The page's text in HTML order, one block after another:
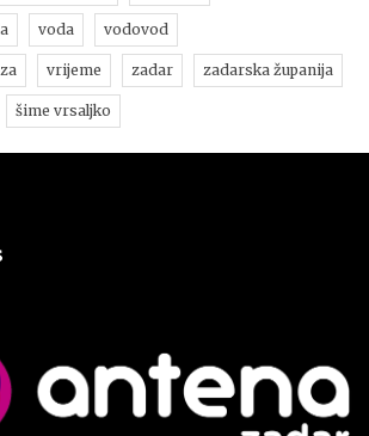
voda vodovod
vrijeme zadar zadarska županija
šime vrsaljko